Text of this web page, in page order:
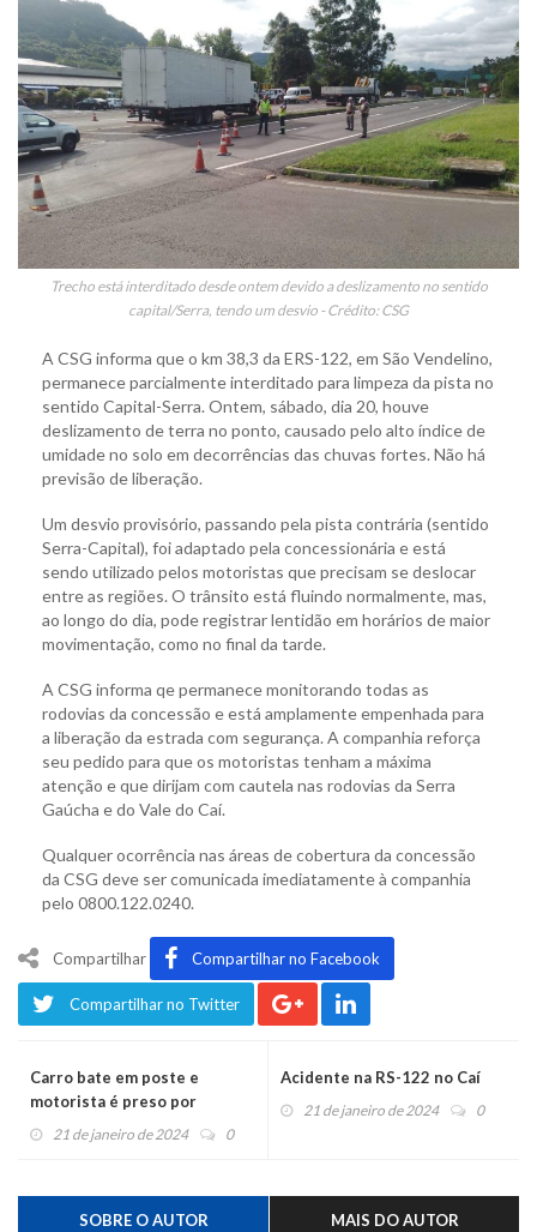
Trecho está interditado desde ontem devido a deslizamento no sentido
capital/Serra, tendo um desvio - Crédito: CSG
A CSG informa que o km 38,3 da ERS-122, em São Vendelino,
permanece parcialmente interditado para limpeza da pista no
sentido Capital-Serra. Ontem, sábado, dia 20, houve
deslizamento de terra no ponto, causado pelo alto índice de
umidade no solo em decorrências das chuvas fortes. Não há
previsão de liberação.
Um desvio provisório, passando pela pista contrária (sentido
Serra-Capital), foi adaptado pela concessionária e está
sendo utilizado pelos motoristas que precisam se deslocar
entre as regiões. O trânsito está fluindo normalmente, mas,
ao longo do dia, pode registrar lentidão em horários de maior
movimentação, como no final da tarde.
A CSG informa qe permanece monitorando todas as
rodovias da concessão e está amplamente empenhada para
a liberação da estrada com segurança. A companhia reforça
seu pedido para que os motoristas tenham a máxima
atenção e que dirijam com cautela nas rodovias da Serra
Gaúcha e do Vale do Caí.
Qualquer ocorrência nas áreas de cobertura da concessão
da CSG deve ser comunicada imediatamente à companhia
pelo 0800.122.0240.
Compartilhar Compartilhar no Facebook
Compartilhar no Twitter
Carro bate em poste e
motorista é preso por
embriaguez ao volante
21 de janeiro de 2024 0
Acidente na RS-122 no Caí
21 de janeiro de 2024 0
SOBRE O AUTOR MAIS DO AUTOR